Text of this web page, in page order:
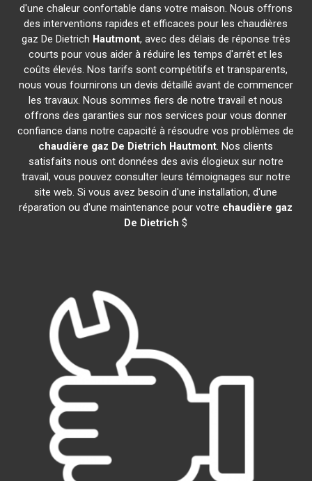
d'une chaleur confortable dans votre maison. Nous offrons
des interventions rapides et efficaces pour les chaudières
gaz De Dietrich Hautmont, avec des délais de réponse très
courts pour vous aider à réduire les temps d'arrêt et les
coûts élevés. Nos tarifs sont compétitifs et transparents,
nous vous fournirons un devis détaillé avant de commencer
les travaux. Nous sommes fiers de notre travail et nous
offrons des garanties sur nos services pour vous donner
confiance dans notre capacité à résoudre vos problèmes de
chaudière gaz De Dietrich Hautmont. Nos clients
satisfaits nous ont données des avis élogieux sur notre
travail, vous pouvez consulter leurs témoignages sur notre
site web. Si vous avez besoin d'une installation, d'une
réparation ou d'une maintenance pour votre chaudière gaz
De Dietrich $